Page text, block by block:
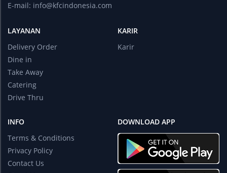
E-mail: info@kfcindonesia.com
LAYANAN
Delivery Order
Dine in
Take Away
Catering
Drive Thru
KARIR
Karir
INFO
Terms & Conditions
Privacy Policy
Contact Us
DOWNLOAD APP